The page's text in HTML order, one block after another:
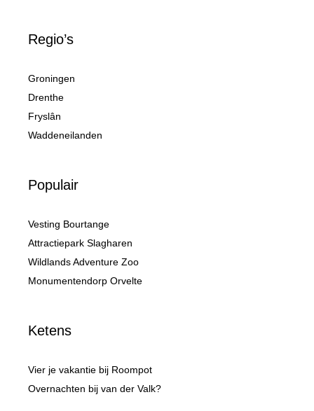
Regio’s
Groningen
Drenthe
Fryslân
Waddeneilanden
Populair
Vesting Bourtange
Attractiepark Slagharen
Wildlands Adventure Zoo
Monumentendorp Orvelte
Ketens
Vier je vakantie bij Roompot
Overnachten bij van der Valk?